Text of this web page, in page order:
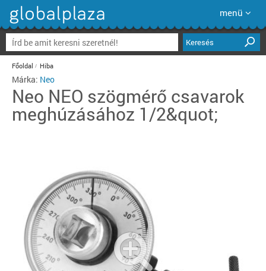
menü
Keresés
Főoldal Hiba
Márka: Neo
Neo NEO szögmérő csavarok
meghúzásához 1/2&quot;